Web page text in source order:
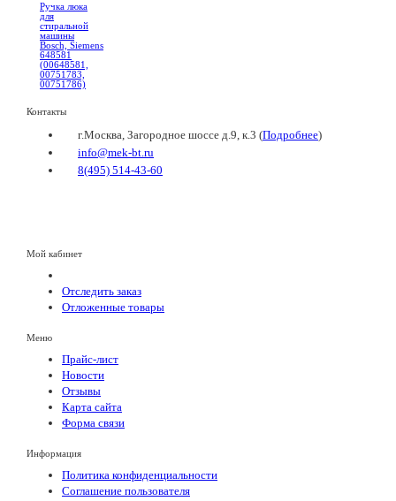
Ручка люка
для
стиральной
машины
Bosch, Siemens
648581
(00648581,
00751783,
00751786)
Контакты
г.Москва, Загородное шоссе д.9, к.3 (Подробнее)
info@mek-bt.ru
8(495) 514-43-60
Мой кабинет
Отследить заказ
Отложенные товары
Меню
Прайс-лист
Новости
Отзывы
Карта сайта
Форма связи
Информация
Политика конфиденциальности
Соглашение пользователя